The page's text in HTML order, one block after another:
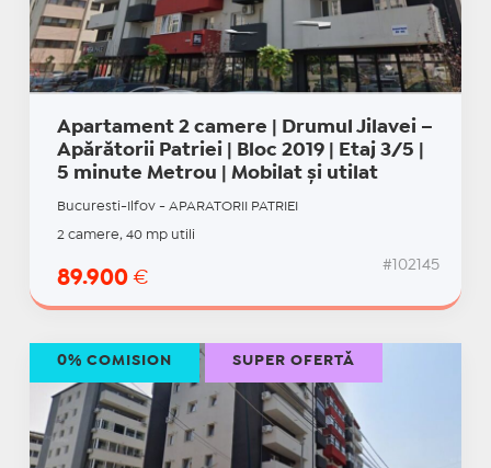
Apartament 2 camere | Drumul Jilavei –
Apărătorii Patriei | Bloc 2019 | Etaj 3/5 |
5 minute Metrou | Mobilat și utilat
Bucuresti-Ilfov - APARATORII PATRIEI
2 camere, 40 mp utili
89.900 €
#102145
0% COMISION SUPER OFERTĂ